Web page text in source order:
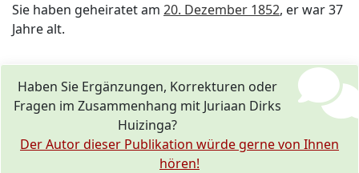
Sie haben geheiratet am 20. Dezember 1852, er war 37
Jahre alt.
Haben Sie Ergänzungen, Korrekturen oder
Fragen im Zusammenhang mit Juriaan Dirks
Huizinga?
Der Autor dieser Publikation würde gerne von Ihnen
hören!